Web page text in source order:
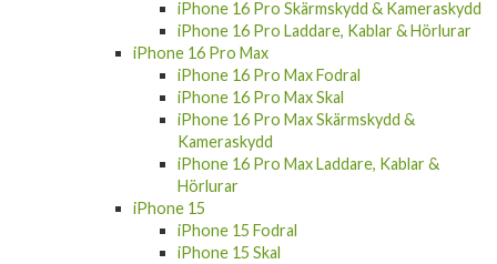
iPhone 16 Pro Skärmskydd & Kameraskydd
iPhone 16 Pro Laddare, Kablar & Hörlurar
iPhone 16 Pro Max
iPhone 16 Pro Max Fodral
iPhone 16 Pro Max Skal
iPhone 16 Pro Max Skärmskydd &
Kameraskydd
iPhone 16 Pro Max Laddare, Kablar &
Hörlurar
iPhone 15
iPhone 15 Fodral
iPhone 15 Skal